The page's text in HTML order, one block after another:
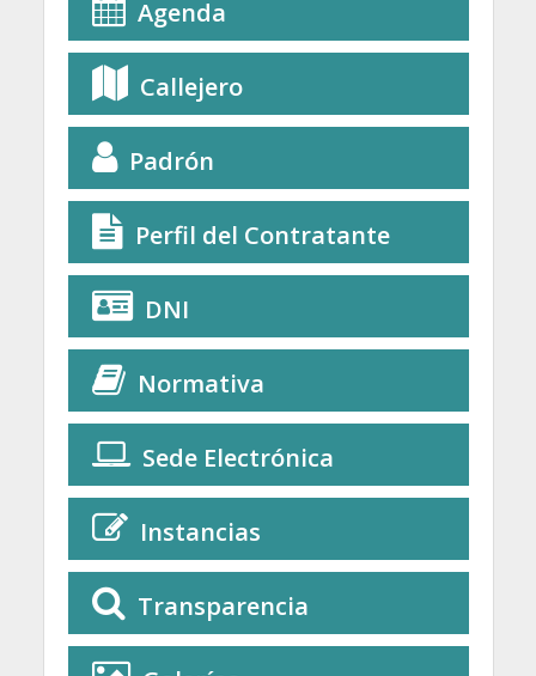
Agenda
Callejero
Padrón
Perfil del Contratante
DNI
Normativa
Sede Electrónica
Instancias
Transparencia